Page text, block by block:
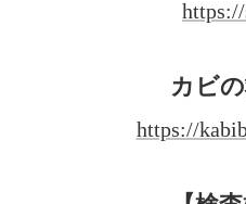
カビ
https://